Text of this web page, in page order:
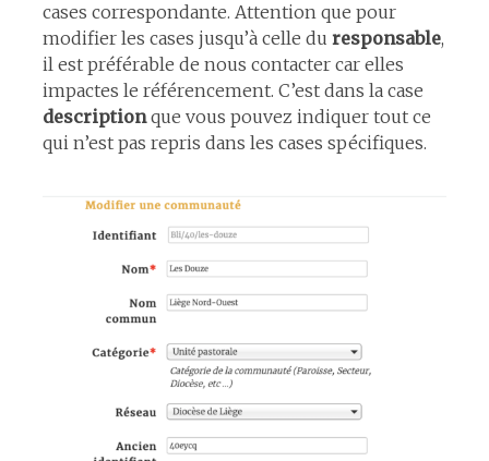
cases correspondante. Attention que pour
modifier les cases jusqu’à celle du responsable,
il est préférable de nous contacter car elles
impactes le référencement. C’est dans la case
descriptionque vous pouvez indiquer tout ce
qui n’est pas repris dans les cases spécifiques.